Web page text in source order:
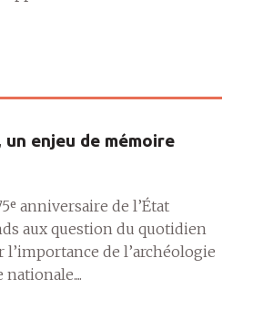
un enjeu de mémoire
anniversaire de l’État
aux question du quotidien
l’importance de l’archéologie